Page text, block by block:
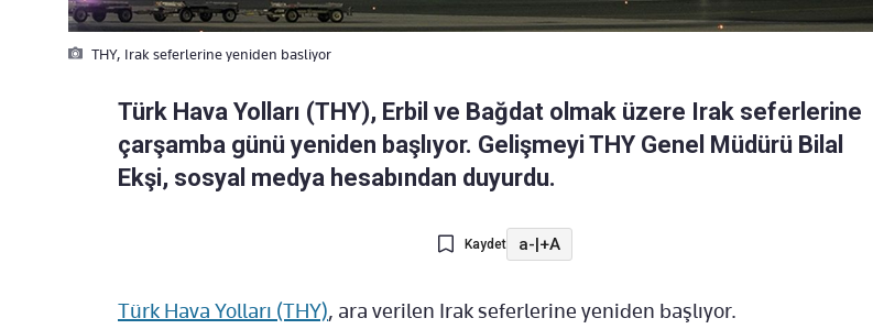
THY, Irak seferlerine yeniden basliyor
Türk Hava Yolları (THY), Erbil ve Bağdat olmak üzere Irak seferlerine
çarşamba günü yeniden başlıyor. Gelişmeyi THY Genel Müdürü Bilal
Ekşi, sosyal medya hesabından duyurdu.
Kaydet a-|+A
Türk Hava Yolları (THY), ara verilen Irak seferlerine yeniden başlıyor.